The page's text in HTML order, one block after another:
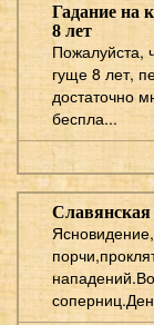
Гадание на
8 лет
Пожалуйста,
гуще 8 лет,
достаточно
беспла...